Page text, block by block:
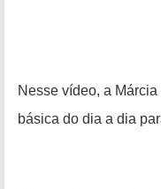
Nesse vídeo, a
básica do dia a dia